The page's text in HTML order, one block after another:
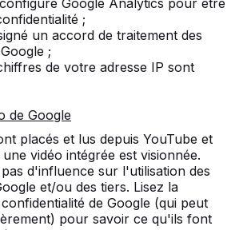
Google Analytics pour être
;
un accord de traitement des
;
de votre adresse IP sont
de Google
placés et lus depuis YouTube et
vidéo intégrée est visionnée.
d'influence sur l'utilisation des
et/ou des tiers. Lisez la
de Google (qui peut
pour savoir ce qu'ils font
|Protection des données personnelles
2026 HeBlad Luxembourg
Site web réalisé parGSD